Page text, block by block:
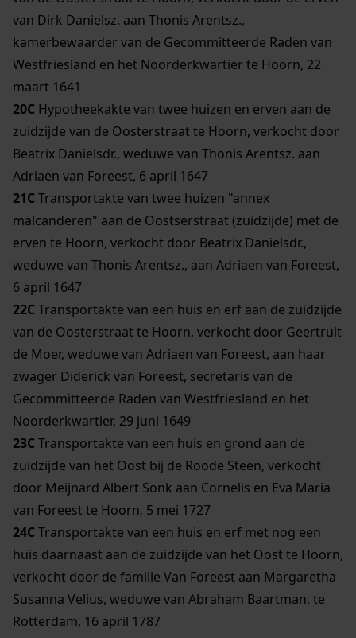
van Dirk Danielsz. aan Thonis Arentsz.,
kamerbewaarder van de Gecommitteerde Raden van
Westfriesland en het Noorderkwartier te Hoorn, 22
maart 1641
20C Hypotheekakte van twee huizen en erven aan de
zuidzijde van de Oosterstraat te Hoorn, verkocht door
Beatrix Danielsdr., weduwe van Thonis Arentsz. aan
Adriaen van Foreest, 6 april 1647
21C Transportakte van twee huizen "annex
malcanderen" aan de Oostserstraat (zuidzijde) met de
erven te Hoorn, verkocht door Beatrix Danielsdr.,
weduwe van Thonis Arentsz., aan Adriaen van Foreest,
6 april 1647
22C Transportakte van een huis en erf aan de zuidzijde
van de Oosterstraat te Hoorn, verkocht door Geertruit
de Moer, weduwe van Adriaen van Foreest, aan haar
zwager Diderick van Foreest, secretaris van de
Gecommitteerde Raden van Westfriesland en het
Noorderkwartier, 29 juni 1649
23C Transportakte van een huis en grond aan de
zuidzijde van het Oost bij de Roode Steen, verkocht
door Meijnard Albert Sonk aan Cornelis en Eva Maria
van Foreest te Hoorn, 5 mei 1727
24C Transportakte van een huis en erf met nog een
huis daarnaast aan de zuidzijde van het Oost te Hoorn,
verkocht door de familie Van Foreest aan Margaretha
Susanna Velius, weduwe van Abraham Baartman, te
Rotterdam, 16 april 1787